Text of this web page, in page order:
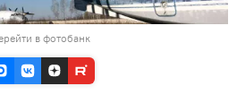
в фотобанк